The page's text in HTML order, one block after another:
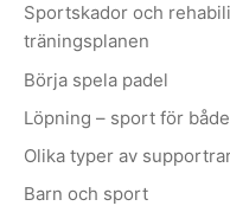
Sportskador och
träningsplanen
Börja spela padel
Löpning – sport för
Olika typer av
Barn och sport